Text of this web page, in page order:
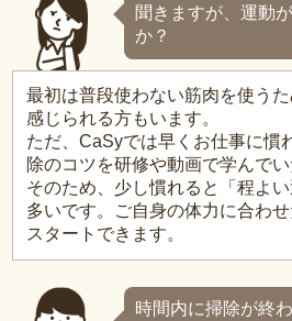
聞きますが、運動
か？
最初は普段使わない筋肉を使う
感じられる方もいます。
ただ、CaSyでは早くお仕事に慣
除のコツを研修や動画で学んでい
そのため、少し慣れると「程よ
多いです。ご自身の体力に合わ
スタートできます。
時間内に掃除が終